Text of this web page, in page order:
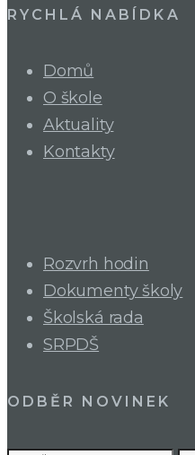
RYCHLÁ NABÍDKA
Domů
O škole
Aktuality
Kontakty
Rozvrh hodin
Dokumenty školy
Školská rada
SRPDŠ
ODBĚR NOVINEK